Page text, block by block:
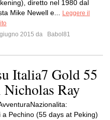
diretto nel 1980 dal
Mike Newell e...
Leggere il
giugno 2015 da
Babol81
Italia7 Gold 55
Ray
Pechino (55 days at Peking)